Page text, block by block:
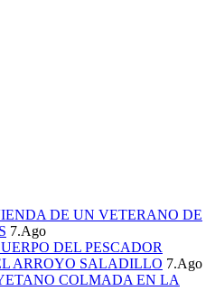
DE UN VETERANO DE
7.Ago
DEL PESCADOR
ARROYO SALADILLO 7.Ago
COLMADA EN LA